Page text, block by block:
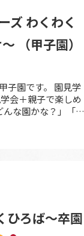
ズ わくわく
（甲子園）
子園です。 園見学
会＋親子で楽しめ
んな園かな？」「保
いる」そんな皆さ
思います
ひろば～卒園